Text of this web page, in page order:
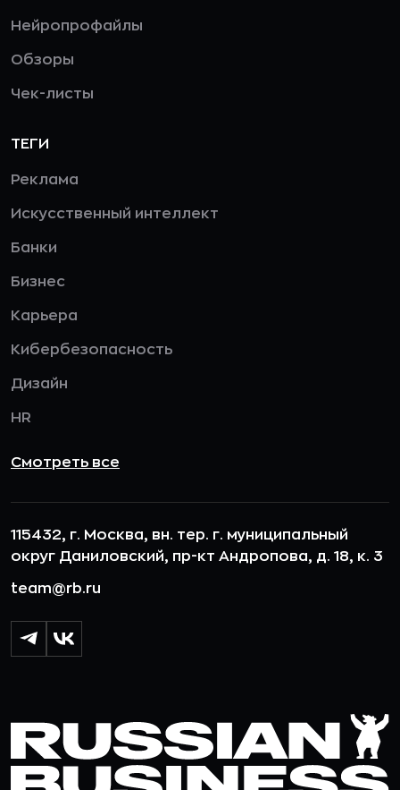
Нейропрофайлы
Обзоры
Чек-листы
ТЕГИ
Реклама
Искусственный интеллект
Банки
Бизнес
Карьера
Кибербезопасность
Дизайн
HR
Смотреть все
115432, г. Москва, вн. тер. г. муниципальный
округ Даниловский, пр-кт Андропова, д. 18, к. 3
team@rb.ru